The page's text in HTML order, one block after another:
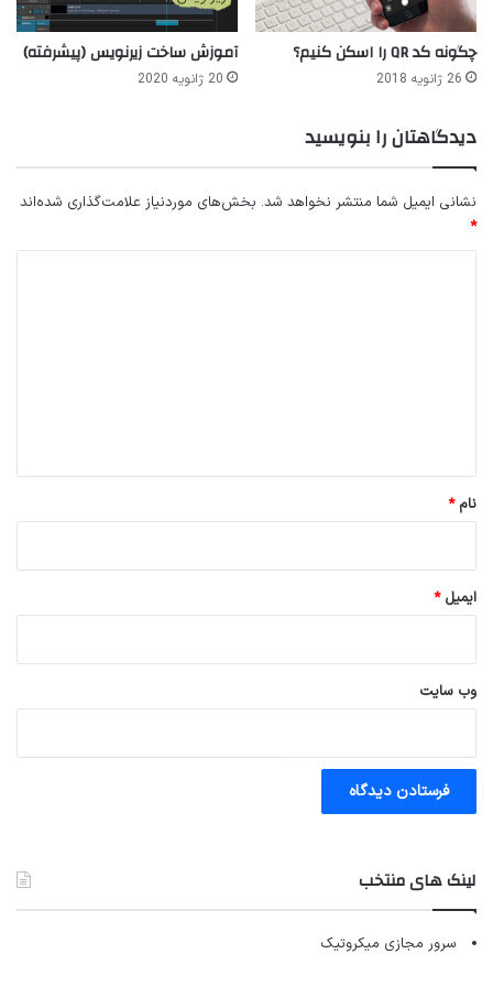
چگونه کد QR را اسکن کنیم؟
26 ژانویه 2018
آموزش ساخت زیرنویس (پیشرفته)
20 ژانویه 2020
دیدگاهتان را بنویسید
نشانی ایمیل شما منتشر نخواهد شد. بخش‌های موردنیاز علامت‌گذاری شده‌اند
*
نام*
ایمیل*
وب‌ سایت
لینک های منتخب
سرور مجازی میکروتیک